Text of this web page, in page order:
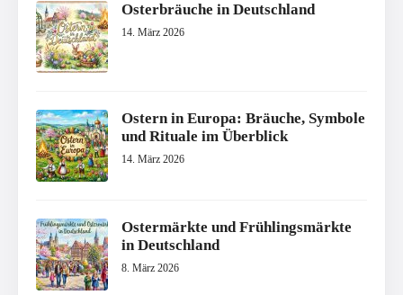
Osterbräuche in Deutschland
14. März 2026
Ostern in Europa: Bräuche, Symbole
und Rituale im Überblick
14. März 2026
Ostermärkte und Frühlingsmärkte
in Deutschland
8. März 2026